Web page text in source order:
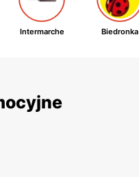
Intermarche Biedronka